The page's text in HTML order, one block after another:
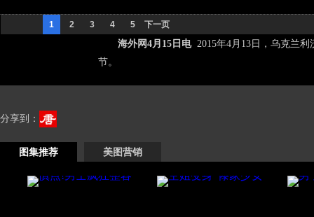
1 2 3 4 5 下一页
海外网4月15日电2015年4月13日，乌克兰利
节。
分享到：
图集推荐 美图营销